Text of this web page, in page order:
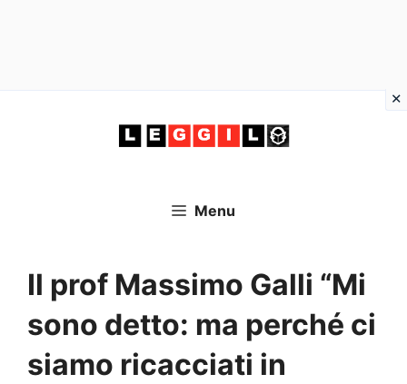
Menu
Il prof Massimo Galli “Mi
sono detto: ma perché ci
siamo ricacciati in